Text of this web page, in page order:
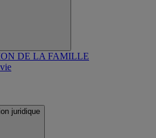
DE LA FAMILLE
juridique